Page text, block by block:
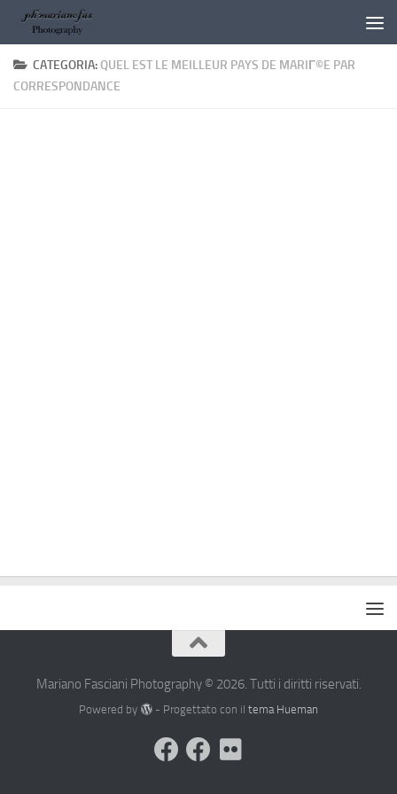
Salta al contenuto
CATEGORIA:QUEL EST LE MEILLEUR PAYS DE MARIГ©E PAR
CORRESPONDANCE
Mariano Fasciani Photography © 2026. Tutti i diritti riservati.
Powered by - Progettato con il tema Hueman